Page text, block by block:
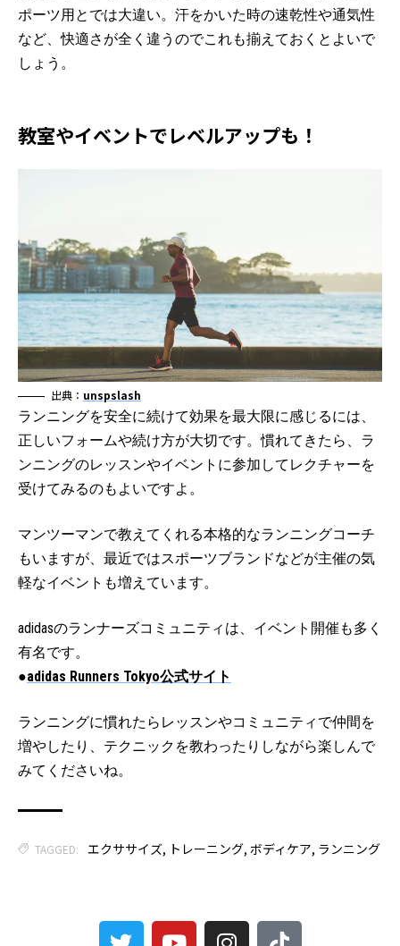
ポーツ用とでは大違い。汗をかいた時の速乾性や通気性
など、快適さが全く違うのでこれも揃えておくとよいで
しょう。
教室やイベントでレベルアップも！
出典： unspslash
ランニングを安全に続けて効果を最大限に感じるには、
正しいフォームや続け方が大切です。慣れてきたら、ラ
ンニングのレッスンやイベントに参加してレクチャーを
受けてみるのもよいですよ。
マンツーマンで教えてくれる本格的なランニングコーチ
もいますが、最近ではスポーツブランドなどが主催の気
軽なイベントも増えています。
adidasのランナーズコミュニティは、イベント開催も多く
有名です。
●adidas Runners Tokyo公式サイト
ランニングに慣れたらレッスンやコミュニティで仲間を
増やしたり、テクニックを教わったりしながら楽しんで
みてくださいね。
TAGGED: エクササイズ, トレーニング, ボディケア, ランニング